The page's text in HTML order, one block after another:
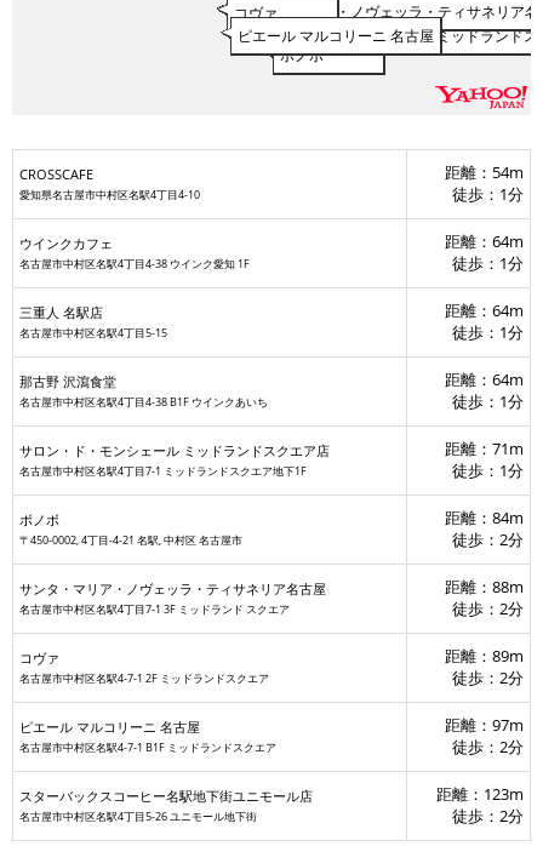
CROSSCAFE
サロン・ド・モンシェール ミッドランド
ボノボ
サンタ・マリア・ノヴェッラ・ティサネリア
コヴァ
ピエール マルコリーニ 名古屋
CROSSCAFE
愛知県名古屋市中村区名駅4丁目4-10
距離：54m
徒歩：1分
ウインクカフェ
名古屋市中村区名駅4丁目4-38 ウインク愛知 1F
距離：64m
徒歩：1分
三重人 名駅店
名古屋市中村区名駅4丁目5-15
距離：64m
徒歩：1分
那古野 沢瀉食堂
名古屋市中村区名駅4丁目4-38 B1F ウインクあいち
距離：64m
徒歩：1分
サロン・ド・モンシェール ミッドランドスクエア店
名古屋市中村区名駅4丁目7-1 ミッドランドスクエア地下1F
距離：71m
徒歩：1分
ボノボ
〒450-0002, 4丁目-4-21 名駅, 中村区 名古屋市
距離：84m
徒歩：2分
サンタ・マリア・ノヴェッラ・ティサネリア名古屋
名古屋市中村区名駅4丁目7-1 3F ミッドランド スクエア
距離：88m
徒歩：2分
コヴァ
名古屋市中村区名駅4-7-1 2F ミッドランドスクエア
距離：89m
徒歩：2分
ピエール マルコリーニ 名古屋
名古屋市中村区名駅4-7-1 B1F ミッドランドスクエア
距離：97m
徒歩：2分
スターバックスコーヒー名駅地下街ユニモール店
名古屋市中村区名駅4丁目5-26 ユニモール地下街
距離：123m
徒歩：2分
マツモトキヨシ